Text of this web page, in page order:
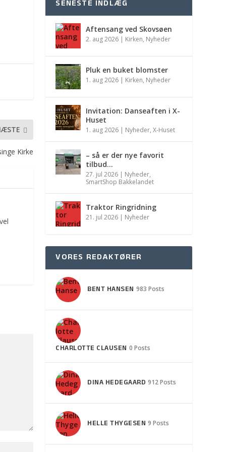
Kirke
SENESTE INDLÆG
Aftensang ved Skovsøen
2. aug 2026 | Kirken, Nyheder
Pluk en buket blomster
1. aug 2026 | Kirken, Nyheder
Invitation: Danseaften i X-
Huset
1. aug 2026 | Nyheder,X-Huset
– så er der nye favorit
tilbud…
27. jul 2026 | Nyheder,
SmartShop Bakkelandet
Traktor Ringridning
21. jul 2026 | Nyheder
VORES REDAKTØRER
BENT HANSEN 983 Posts
CHARLOTTE CLAUSEN 0 Posts
DINA HEDEGAARD 912 Posts
HELLE THYGESEN 9 Posts